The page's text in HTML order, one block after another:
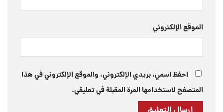
الموقع الإلكتروني
احفظ اسمي، بريدي الإلكتروني، والموقع الإلكتروني في هذا
المتصفح لاستخدامها المرة المقبلة في تعليقي.